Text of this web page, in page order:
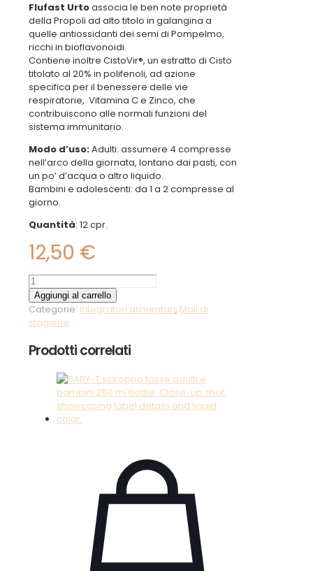
Flufast Urtoassocia le ben note proprietà
della Propoli ad alto titolo in galangina a
quelle antiossidanti dei semi di Pompelmo,
ricchi in bioflavonoidi.
Contiene inoltre CistoVir®, un estratto di Cisto
titolato al 20% in polifenoli, ad azione
specifica per il benessere delle vie
respiratorie, Vitamina C e Zinco, che
contribuiscono alle normali funzioni del
sistema immunitario.
Modo d’uso:Adulti: assumere 4 compresse
nell’arco della giornata, lontano dai pasti, con
un po’ d’acqua o altro liquido.
Bambini e adolescenti: da 1 a 2 compresse al
giorno.
Quantità: 12 cpr.
12,50 €
Flufast
Urto
quantità
Aggiungi al carrello
Categorie: Integratori alimentari, Mali di
stagione
Prodotti correlati